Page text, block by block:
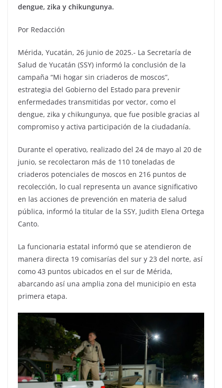
dengue, zika y chikungunya.
Por Redacción
Mérida, Yucatán, 26 junio de 2025.- La Secretaría de
Salud de Yucatán (SSY) informó la conclusión de la
campaña “Mi hogar sin criaderos de moscos”,
estrategia del Gobierno del Estado para prevenir
enfermedades transmitidas por vector, como el
dengue, zika y chikungunya, que fue posible gracias al
compromiso y activa participación de la ciudadanía.
Durante el operativo, realizado del 24 de mayo al 20 de
junio, se recolectaron más de 110 toneladas de
criaderos potenciales de moscos en 216 puntos de
recolección, lo cual representa un avance significativo
en las acciones de prevención en materia de salud
pública, informó la titular de la SSY, Judith Elena Ortega
Canto.
La funcionaria estatal informó que se atendieron de
manera directa 19 comisarías del sur y 23 del norte, así
como 43 puntos ubicados en el sur de Mérida,
abarcando así una amplia zona del municipio en esta
primera etapa.